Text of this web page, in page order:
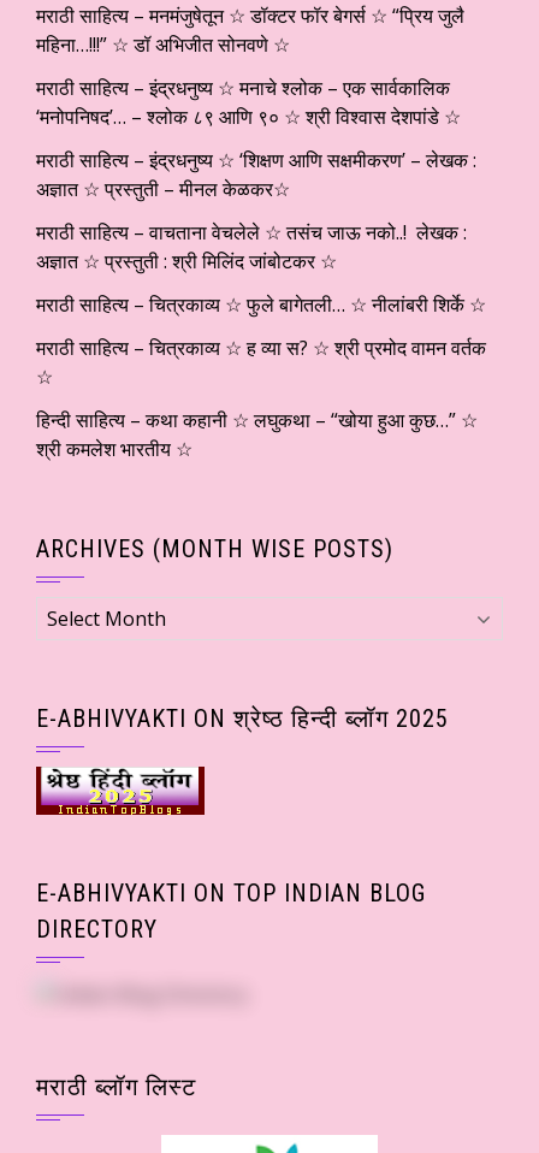
मराठी साहित्य – मनमंजुषेतून ☆ डॉक्टर फॉर बेगर्स ☆ “प्रिय जुलै
महिना…!!!” ☆ डॉ अभिजीत सोनवणे ☆
मराठी साहित्य – इंद्रधनुष्य ☆ मनाचे श्लोक – एक सार्वकालिक
‘मनोपनिषद’… – श्लोक ८९ आणि ९० ☆ श्री विश्वास देशपांडे ☆
मराठी साहित्य – इंद्रधनुष्य ☆ ‘शिक्षण आणि सक्षमीकरण’ – लेखक :
अज्ञात ☆ प्रस्तुती – मीनल केळकर☆
मराठी साहित्य – वाचताना वेचलेले ☆ तसंच जाऊ नको..! लेखक :
अज्ञात ☆ प्रस्तुती : श्री मिलिंद जांबोटकर ☆
मराठी साहित्य – चित्रकाव्य ☆ फुले बागेतली… ☆ नीलांबरी शिर्के ☆
मराठी साहित्य – चित्रकाव्य ☆ ह व्या स? ☆ श्री प्रमोद वामन वर्तक
☆
हिन्दी साहित्य – कथा कहानी ☆ लघुकथा – “खोया हुआ कुछ…” ☆
श्री कमलेश भारतीय ☆
ARCHIVES (MONTH WISE POSTS)
Archives
(Month
E-ABHIVYAKTI ON श्रेष्ठ हिन्दी ब्लॉग 2025
E-ABHIVYAKTI ON TOP INDIAN BLOG
DIRECTORY
मराठी ब्लॉग लिस्ट